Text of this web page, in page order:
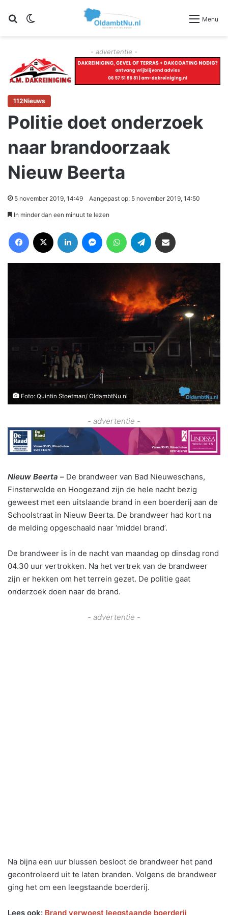
Zoeken Menu
- advertentie -
112Nieuws
Politie doet onderzoek
naar brandoorzaak
Nieuw Beerta
5 november 2019, 14:49 Aangepast op: 5 november 2019, 14:50
In minder dan een minuut te lezen
Foto: Quintin Stoetman/ OldambtNu.nl
- advertentie -
Nieuw Beerta – De brandweer van Bad Nieuweschans,
Finsterwolde en Hoogezand zijn de hele nacht bezig
geweest met een uitslaande brand in een boerderij aan de
Schoolstraat in Nieuw Beerta. De brandweer had kort na
de melding opgeschaald naar ‘middel brand’.
De brandweer is in de nacht van maandag op dinsdag rond
04.30 uur vertrokken. Na het vertrek van de brandweer
zijn er hekken om het terrein gezet. De politie gaat
onderzoek doen naar de brand.
- advertentie -
Na bijna een uur blussen besloot de brandweer het pand
gecontroleerd uit te laten branden. Volgens de brandweer
ging het om een leegstaande boerderij.
Lees ook: Brand verwoest leegstaande boerderij